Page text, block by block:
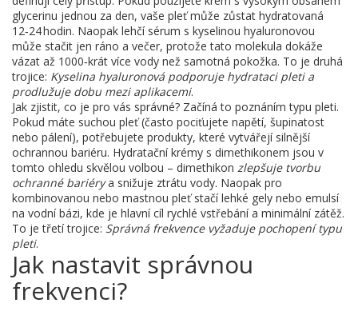
glycerinu jednou za den, vaše pleť může zůstat hydratovaná
12‑24 hodin. Naopak lehčí sérum s kyselinou hyaluronovou
může stačit jen ráno a večer, protože tato molekula dokáže
vázat až 1000‑krát více vody než samotná pokožka. To je druhá
trojice: Kyselina hyaluronová podporuje hydrataci pleti a
prodlužuje dobu mezi aplikacemi.
Jak zjistit, co je pro vás správné? Začíná to poznáním typu pleti.
Pokud máte suchou pleť (často pociťujete napětí, šupinatost
nebo pálení), potřebujete produkty, které vytvářejí silnější
ochrannou bariéru. Hydratační krémy s dimethikonem jsou v
tomto ohledu skvělou volbou – dimethikon zlepšuje tvorbu
ochranné bariérya snižuje ztrátu vody. Naopak pro
kombinovanou nebo mastnou pleť stačí lehké gely nebo emulsí
na vodní bázi, kde je hlavní cíl rychlé vstřebání a minimální zátěž.
To je třetí trojice: Správná frekvence vyžaduje pochopení typu
pleti.
Jak nastavit správnou
frekvenci?